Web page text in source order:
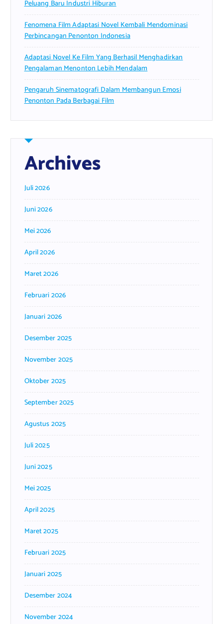
Peluang Baru Industri Hiburan
Fenomena Film Adaptasi Novel Kembali Mendominasi
Perbincangan Penonton Indonesia
Adaptasi Novel Ke Film Yang Berhasil Menghadirkan
Pengalaman Menonton Lebih Mendalam
Pengaruh Sinematografi Dalam Membangun Emosi
Penonton Pada Berbagai Film
Archives
Juli 2026
Juni 2026
Mei 2026
April 2026
Maret 2026
Februari 2026
Januari 2026
Desember 2025
November 2025
Oktober 2025
September 2025
Agustus 2025
Juli 2025
Juni 2025
Mei 2025
April 2025
Maret 2025
Februari 2025
Januari 2025
Desember 2024
November 2024